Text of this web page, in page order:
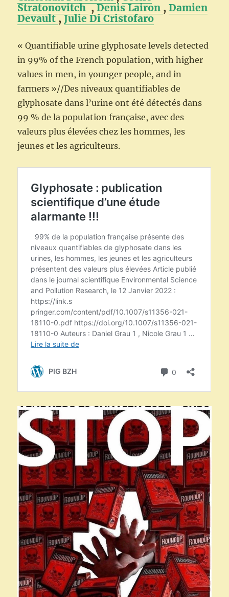
Stratonovitch,Denis Lairon ,Damien
Devault,Julie Di Cristofaro
« Quantifiable urine glyphosate levels detected
in 99% of the French population, with higher
values in men, in younger people, and in
farmers »//Des niveaux quantifiables de
glyphosate dans l’urine ont été détectés dans
99 % de la population française, avec des
valeurs plus élevées chez les hommes, les
jeunes et les agriculteurs.